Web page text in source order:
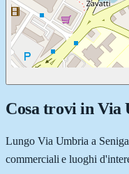
Cosa trovi in Via
Lungo Via Umbria a
commerciali e luoghi